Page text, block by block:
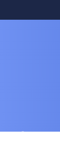
© 2024-